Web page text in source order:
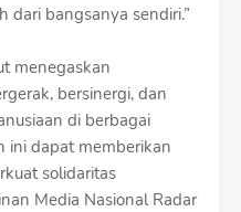
dari bangsanya sendiri.”
menegaskan
bersinergi, dan
di berbagai
ini dapat memberikan
solidaritas
Media Nasional Radar